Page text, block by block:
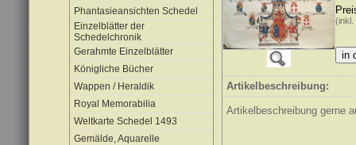
Phantasieansichten Schedel
Einzelblätter der
Schedelchronik
Gerahmte Einzelblätter
Königliche Bücher
Wappen / Heraldik
Royal Memorabilia
Weltkarte Schedel 1493
Gemälde, Aquarelle
(inkl.
Artikelbeschreibung:
Artikelbeschreibung gerne